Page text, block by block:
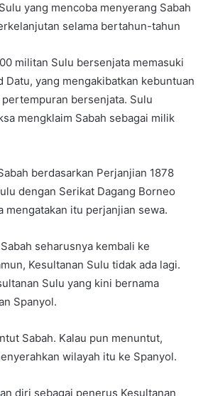
yang mencoba menyerang Sabah
selama bertahun-tahun
militan Sulu bersenjata memasuki
Datu, yang mengakibatkan kebuntuan
bersenjata. Sulu
mengklaim Sabah sebagai milik
berdasarkan Perjanjian 1878
dengan Serikat Dagang Borneo
mengatakan itu perjanjian sewa.
seharusnya kembali ke
Kesultanan Sulu tidak ada lagi.
Sulu yang kini bernama
Spanyol.
Sabah. Kalau pun menuntut,
wilayah itu ke Spanyol.
diri sebagai penerus Kesultanan